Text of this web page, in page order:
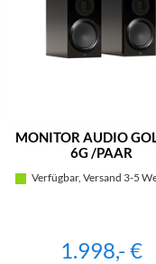
MONITOR AUDIO
6G /PAAR
Verfügbar, Versand 3-5
1.998,- €